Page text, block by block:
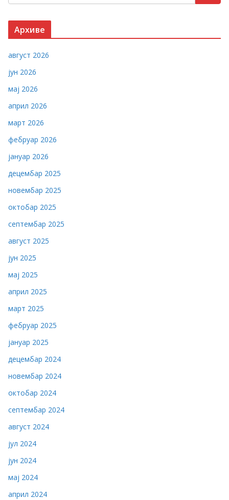
Архиве
август 2026
јун 2026
мај 2026
април 2026
март 2026
фебруар 2026
јануар 2026
децембар 2025
новембар 2025
октобар 2025
септембар 2025
август 2025
јун 2025
мај 2025
април 2025
март 2025
фебруар 2025
јануар 2025
децембар 2024
новембар 2024
октобар 2024
септембар 2024
август 2024
јул 2024
јун 2024
мај 2024
април 2024